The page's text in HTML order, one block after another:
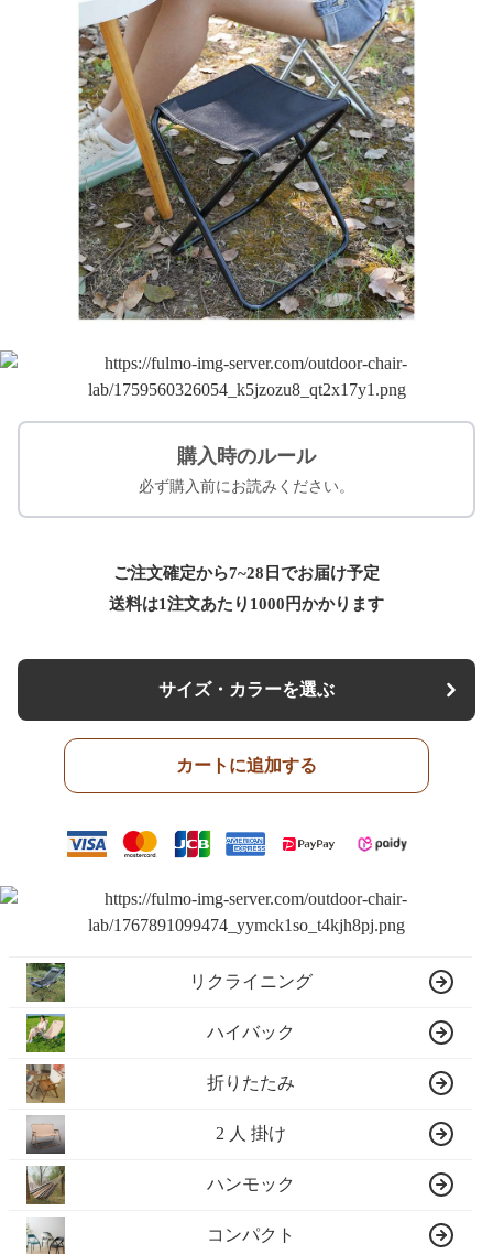
購入時のルール
必ず購入前にお読みください。
ご注文確定から7~28日でお届け予定
送料は1注文あたり 1000 円かかります
サイズ・カラーを選ぶ
カートに追加する
リクライニング
ハイバック
折りたたみ
2 人 掛け
ハンモック
コンパクト